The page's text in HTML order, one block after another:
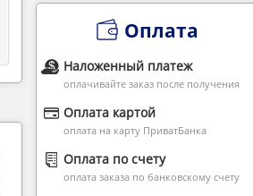
Оплата
Наложенный платеж
оплачивайте заказ после получения
Оплата картой
оплата на карту ПриватБанка
Оплата по счету
оплата заказа по банковскому счету